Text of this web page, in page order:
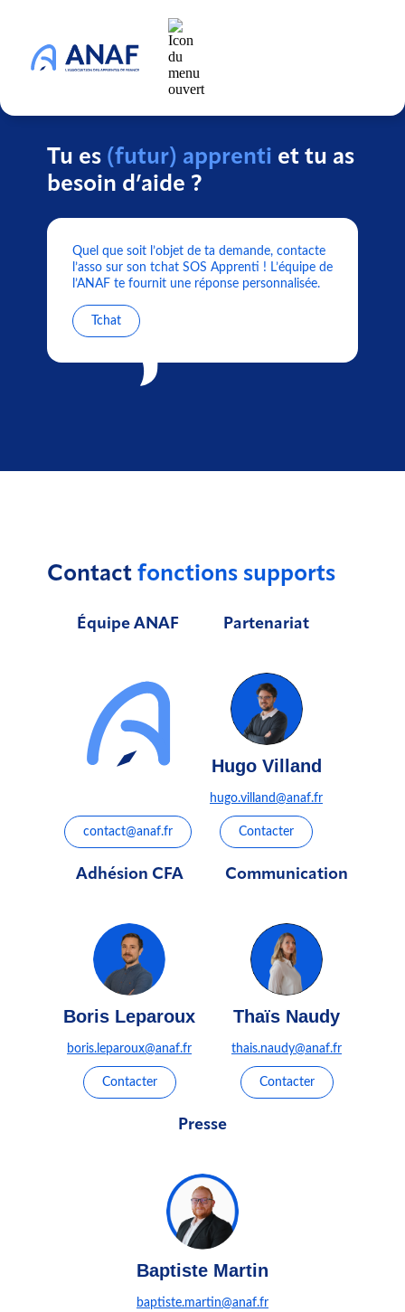
Tu es (futur) apprenti et tu as
besoin d’aide ?
Quel que soit l’objet de ta demande, contacte
l’asso sur son tchat SOS Apprenti ! L’équipe de
l’ANAF te fournit une réponse personnalisée.
Tchat
Contact fonctions supports
Équipe ANAF
contact@anaf.fr
Partenariat
Hugo Villand
hugo.villand@anaf.fr
Contacter
Adhésion CFA
Boris Leparoux
boris.leparoux@anaf.fr
Contacter
Communication
Thaïs Naudy
thais.naudy@anaf.fr
Contacter
Presse
Baptiste Martin
baptiste.martin@anaf.fr